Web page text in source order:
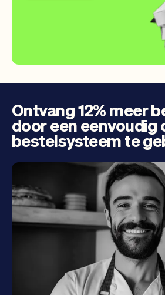
Ontvang 12% meer
door een eenvoudig
bestelsysteem te